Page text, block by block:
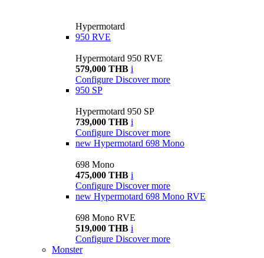
Hypermotard
950 RVE
Hypermotard 950 RVE
579,000 THB i
Configure Discover more
950 SP
Hypermotard 950 SP
739,000 THB i
Configure Discover more
new Hypermotard 698 Mono
698 Mono
475,000 THB i
Configure Discover more
new Hypermotard 698 Mono RVE
698 Mono RVE
519,000 THB i
Configure Discover more
Monster